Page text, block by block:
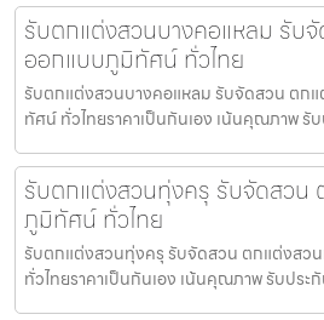
รับตกแต่งสวนบางคอแหลม รับ
ออกแบบภูมิทัศน์ ทั่วไทย
รับตกแต่งสวนบางคอแหลม รับจัดสวน ตก
ทัศน์ ทั่วไทยราคาเป็นกันเอง เน้นคุณภาพ รั
รับตกแต่งสวนทุ่งครุ รับจัดสวน
ภูมิทัศน์ ทั่วไทย
รับตกแต่งสวนทุ่งครุ รับจัดสวน ตกแต่งส
ทั่วไทยราคาเป็นกันเอง เน้นคุณภาพ รับประ